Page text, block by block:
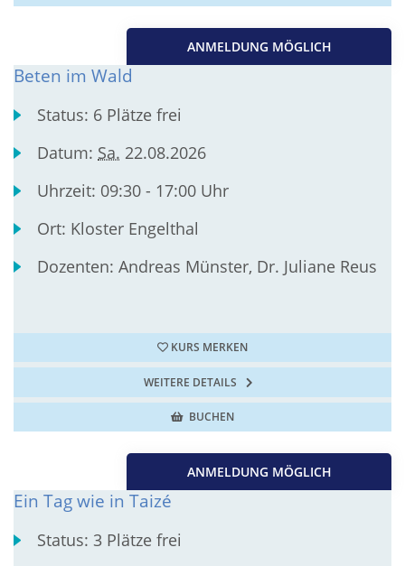
ANMELDUNG MÖGLICH
Beten im Wald
Status: 6 Plätze frei
Datum: Sa. 22.08.2026
Uhrzeit: 09:30 - 17:00 Uhr
Ort: Kloster Engelthal
Dozenten:Andreas Münster, Dr. Juliane Reus
KURS MERKEN
WEITERE DETAILS
BUCHEN
ANMELDUNG MÖGLICH
Ein Tag wie in Taizé
Status:3 Plätze frei